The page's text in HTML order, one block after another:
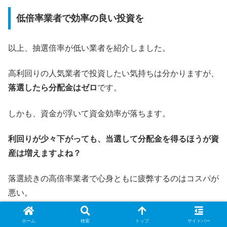
低倍率業者で効率の良い投資を
以上、抽選倍率が低い業者を紹介しました。
高利回りの人気業者で投資したい気持ちは分かりますが、
落選したら分配金はゼロです。
しかも、資金が浮いて資金効率が落ちます。
利回りが少々下がっても、当選して分配金を得るほうが資
産は増えますよね？
落選続きの高倍率業者で心身ともに疲弊するのはコスパが
悪い。
抽選倍率が低い業者で当選して手堅く分配金をゲットする
ホーム 検索 トップ サイドバー